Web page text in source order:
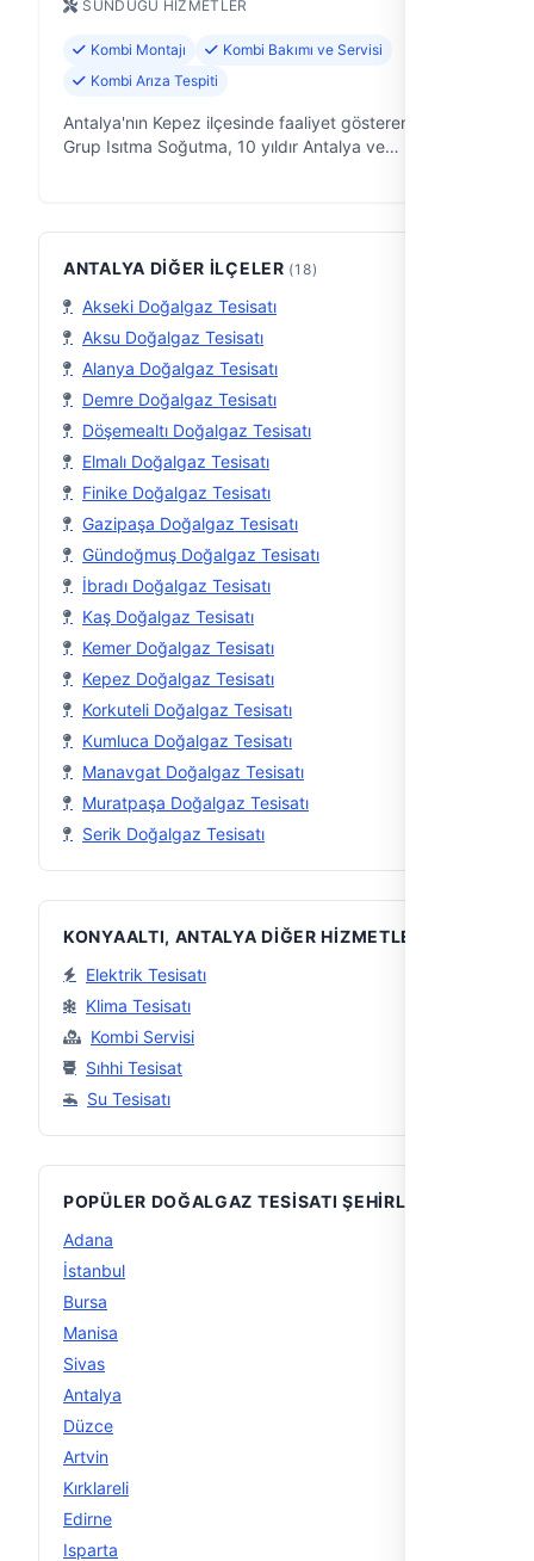
SUNDUĞU HIZMETLER
Kombi Montajı
Kombi Bakımı ve Servisi
Kombi Arıza Tespiti
Antalya'nın Kepez ilçesinde faaliyet gösteren Çelik
Grup Isıtma Soğutma, 10 yıldır Antalya ve
ANTALYA DIĞER İLÇELER (18)
Akseki Doğalgaz Tesisatı
Aksu Doğalgaz Tesisatı
Alanya Doğalgaz Tesisatı
Demre Doğalgaz Tesisatı
Döşemealtı Doğalgaz Tesisatı
Elmalı Doğalgaz Tesisatı
Finike Doğalgaz Tesisatı
Gazipaşa Doğalgaz Tesisatı
Gündoğmuş Doğalgaz Tesisatı
İbradı Doğalgaz Tesisatı
Kaş Doğalgaz Tesisatı
Kemer Doğalgaz Tesisatı
Kepez Doğalgaz Tesisatı
Korkuteli Doğalgaz Tesisatı
Kumluca Doğalgaz Tesisatı
Manavgat Doğalgaz Tesisatı
Muratpaşa Doğalgaz Tesisatı
Serik Doğalgaz Tesisatı
KONYAALTI, ANTALYA DIĞER HIZMETLER
Elektrik Tesisatı
Klima Tesisatı
Kombi Servisi
Sıhhi Tesisat
Su Tesisatı
POPÜLER DOĞALGAZ TESISATI ŞEHIRLERI
Adana
İstanbul
Bursa
Manisa
Sivas
Antalya
Düzce
Artvin
Kırklareli
Edirne
Isparta